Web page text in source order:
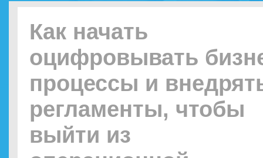
Как начать
оцифровывать
процессы и
регламенты, чтобы
выйти из